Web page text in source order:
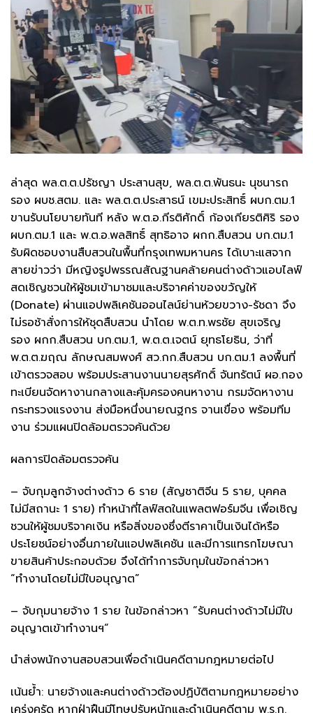
ล่าสุด พล.ต.ต.ปรัชญา ประสานสุข, พล.ต.ต.พันธนะ นุชนารถ
รอง ผบช.สตม. และ พล.ต.ต.ประสาธน์ เขมะประสิทธิ์ ผบก.ตม.1
ขานรับนโยบายทันที หลัง พ.ต.อ.กีรติศักดิ์ ก้องเกียรติศิริ รอง
ผบก.ตม.1 และ พ.ต.อ.พลสิทธิ์ สุทธิอาจ ผกก.สืบสวน บก.ตม.1
รับผิดชอบงานสืบสวนในพื้นที่กรุงเทพมหานคร ได้เบาะแสจาก
สายข่าวว่า มีหญิงรูปพรรณสัณฐานคล้ายคนต่างด้าวแอบไลฟ์
สดเชิญชวนให้ผู้ชมเข้ามาชมและบริจาคค่าของขวัญให้
(Donate) ผ่านแอปพลิเคชันออนไลน์ย่านห้วยขวาง-รัชดา จึง
ไม่รอช้าสั่งการให้ชุดสืบสวน นำโดย พ.ต.ท.พรชัย สุขเจริญ
รอง ผกก.สืบสวน บก.ตม.1, พ.ต.ต.เจตน์ ยุทธโยธิน, ว่าที่
พ.ต.ต.ฆฤณ ลักษณสมพงศ์ สว.กก.สืบสวน บก.ตม.1 ลงพื้นที่
เข้าตรวจสอบ พร้อมประสานงานนายสุรศักดิ์ จันทรัตน์ ผอ.กอง
ทะเบียนจัดหางานกลางและคุ้มครองคนหางาน กรมจัดหางาน
กระทรวงแรงงาน ส่งมือหนึ่งนายณฐกร จานเขื่อง พร้อมทีม
งาน ร่วมแผนปิดล้อมตรวจค้นด้วย
ผลการปิดล้อมตรวจค้น
– จับกุมลูกจ้างต่างด้าว 6 ราย (สัญชาติจีน 5 ราย, บุคคล
ไม่มีสถานะ 1 ราย) ทำหน้าที่ไลฟ์สดในแพลตฟอร์มจีน เพื่อเชิญ
ชวนให้ผู้ชมบริจาคเงิน หรือสิ่งของซึ่งตีราคาเป็นเงินได้หรือ
ประโยชน์อย่างอื่นภายในแอปพลิเคชัน และมีการแทรกโฆษณา
ขายสินค้าประกอบด้วย จึงได้ทำการจับกุมในข้อกล่าวหา
“ทำงานโดยไม่มีใบอนุญาต”
– จับกุมนายจ้าง 1 ราย ในข้อกล่าวหา ”รับคนต่างด้าวไม่มีใบ
อนุญาตเข้าทำงานฯ“
นำส่งพนักงานสอบสวนเพื่อดำเนินคดีตามกฎหมายต่อไป
เน้นย้ำ: นายจ้างและคนต่างด้าวต้องปฏิบัติตามกฎหมายอย่าง
เคร่งครัด หากฝ่าฝืนมีโทษปรับหนักและดำเนินคดีตาม พ.ร.ก.